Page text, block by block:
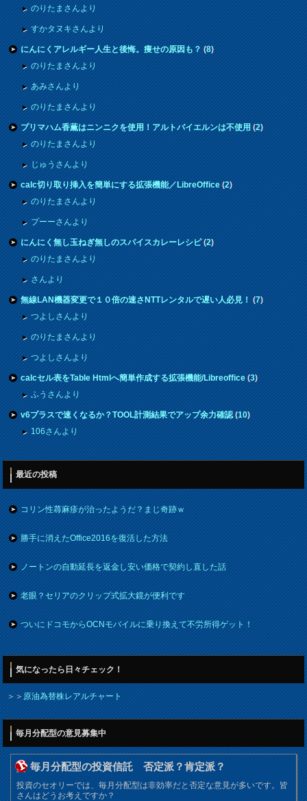
のりたまさんより
すかタヌキさんより
にんにくアレルギー人生と後悔。痩せの原因も？(8)
のりたまさんより
あみさんより
のりたまさんより
プリマハム香薫はニンニクを使用！アルトバイエルンは不使用(2)
のりたまさんより
じゅうさんより
calc切り取り挿入を簡単にする拡張機能／LibreOffice(2)
のりたまさんより
プーーさんより
にんにく無し玉ねぎ無しのスパイスカレーレシピ(2)
のりたまさんより
さんより
無線LAN機器変更で１０倍の速さNTTレンタルで遅い人必見！(7)
つよしさんより
のりたまさんより
つよしさんより
calcセル表をTable Htmlへ簡単作成する拡張機能/Libreoffice(3)
ふうさんより
v6プラスで速くなるか？TOOL計測結果でアップ余力確認(10)
106さんより
最近の投稿
コリン性蕁麻疹が治ったようだ？まじ奇跡ｗ
勝手に消えたOffice2016を復活した方法
ノートンの自動延長を返金し安い価格で契約し直した話
老眼？セリアのクリップ式拡大鏡が便利です
ついにドコモからOCNモバイルに乗り換えて不労所得ゲット！
気になったら日々チェック！
＞＞原油為替株レアルチャート
毎月分配型の意見募集中
毎月分配型の投資信託 否定派？肯定派？
投資のセオリーでは、毎月分配型は非効率だと否定な意見が多いです。皆
さんはどうお考えですか？